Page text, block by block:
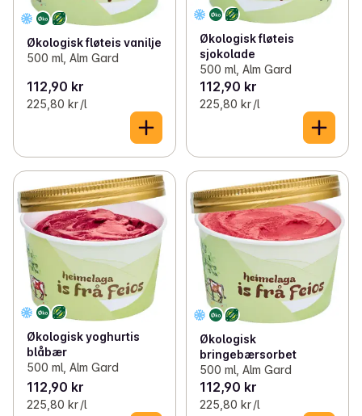
✓ Villbrygg (7)
✓ Fredriks røkeri
✓ Heldiggris
✓ Sørlandskjøtt (17)
✓ Hovelsrud (6)
✓ Safteriet (9)
✓ Felloni Spekehus (13)
✓ Alm gard (4)
✓ Onna (5)
✓ Det Gamle Røgeri
✓ Fuglen Kaffe
Økologisk fløteis vanilje
500 ml, Alm Gard
112,90 kr
225,80 kr /l
Økologisk fløteis
sjokolade
500 ml, Alm Gard
112,90 kr
225,80 kr /l
Økologisk yoghurtis
blåbær
500 ml, Alm Gard
112,90 kr
225,80 kr /l
Økologisk
bringebærsorbet
500 ml, Alm Gard
112,90 kr
225,80 kr /l